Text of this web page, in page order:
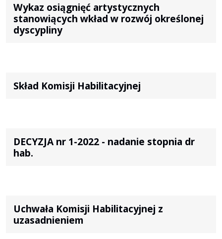
Wykaz osiągnięć artystycznych
stanowiących wkład w rozwój określonej
dyscypliny
Skład Komisji Habilitacyjnej
DECYZJA nr 1-2022 - nadanie stopnia dr
hab.
Uchwała Komisji Habilitacyjnej z
uzasadnieniem